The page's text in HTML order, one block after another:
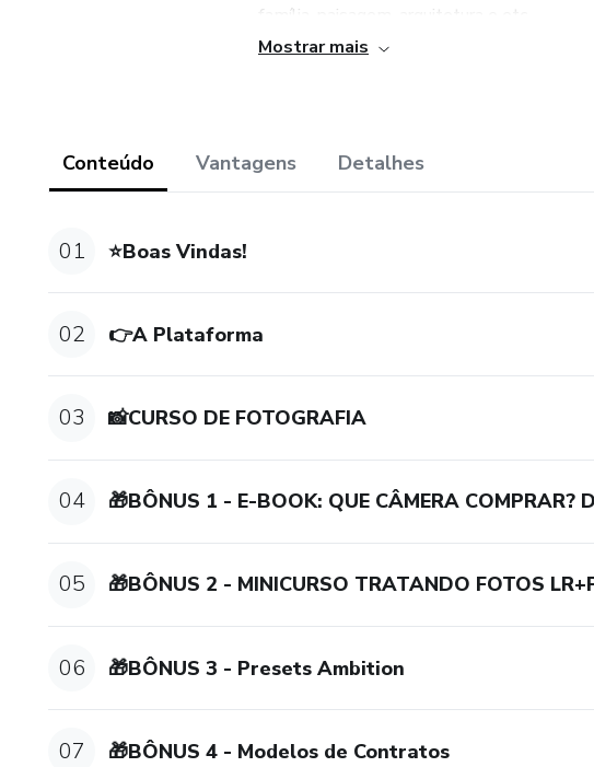
família, paisagem, arquitetura e etc.
BÔNUS FANTÁSTICOS!
Mostrar mais
Conteúdo Vantagens Detalhes
01 ⭐Boas Vindas!
02 👉A Plataforma
03 📸CURSO DE FOTOGRAFIA
04 🎁BÔNUS 1 - E-BOOK: QUE CÂMERA COMPRAR?
05 🎁BÔNUS 2 - MINICURSO TRATANDO FOTOS
06 🎁BÔNUS 3 - Presets Ambition
07 🎁BÔNUS 4 - Modelos de Contratos